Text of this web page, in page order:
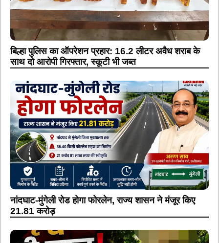
बिल्हा पुलिस का ऑपरेशन प्रहार: 16.2 लीटर अवैध शराब के
साथ दो आरोपी गिरफ्तार, स्कूटी भी जब्त
नांदघाट-मुंगेली रोड होगा फोरलेन, राज्य शासन ने मंजूर किए
21.81 करोड़